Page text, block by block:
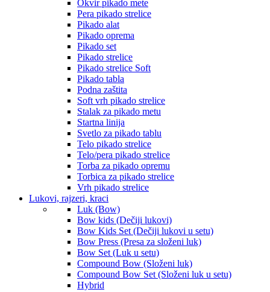
Okvir pikado mete
Pera pikado strelice
Pikado alat
Pikado oprema
Pikado set
Pikado strelice
Pikado strelice Soft
Pikado tabla
Podna zaštita
Soft vrh pikado strelice
Stalak za pikado metu
Startna linija
Svetlo za pikado tablu
Telo pikado strelice
Telo/pera pikado strelice
Torba za pikado opremu
Torbica za pikado strelice
Vrh pikado strelice
Lukovi, rajzeri, kraci
Luk (Bow)
Bow kids (Dečiji lukovi)
Bow Kids Set (Dečiji lukovi u setu)
Bow Press (Presa za složeni luk)
Bow Set (Luk u setu)
Compound Bow (Složeni luk)
Compound Bow Set (Složeni luk u setu)
Hybrid